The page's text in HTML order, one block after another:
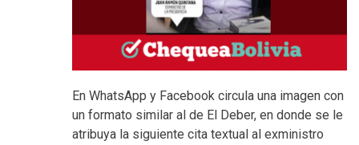
En WhatsApp y Facebook circula una imagen con
un formato similar al de El Deber, en donde se le
atribuya la siguiente cita textual al exministro